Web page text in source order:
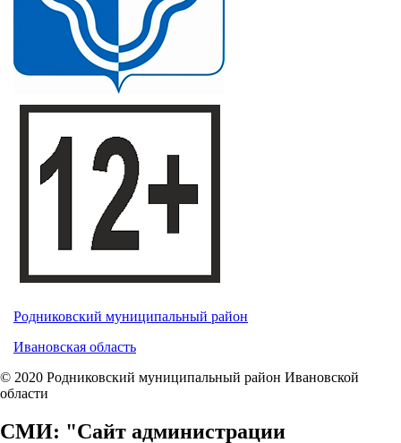
Родниковский муниципальный район
Ивановская область
© 2020 Родниковский муниципальный район Ивановской
области
СМИ: "Сайт администрации